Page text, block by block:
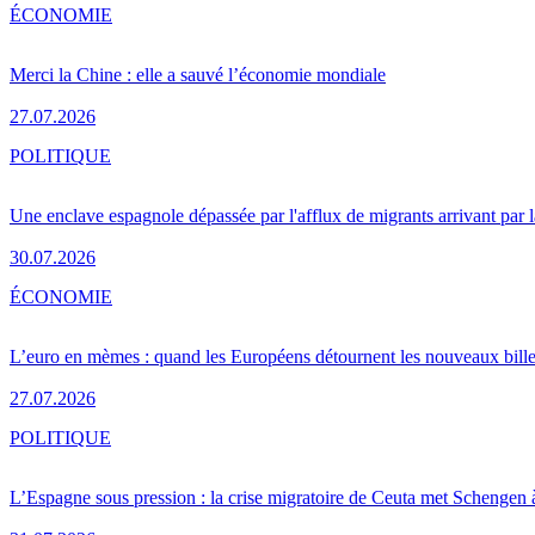
Merci la Chine : elle a sauvé l’économie mondiale
27.07.2026
ÉCONOMIE
Une enclave espagnole dépassée par l'afflux de migrants arrivant par
30.07.2026
POLITIQUE
L’euro en mèmes : quand les Européens détournent les nouveaux
27.07.2026
ÉCONOMIE
L’Espagne sous pression : la crise migratoire de Ceuta met Schengen
POLITIQUE